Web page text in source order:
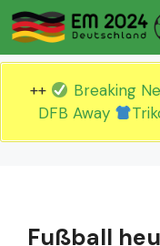
Zum
Inhalt
springen
++
Breaking
DFB Away
Fußball